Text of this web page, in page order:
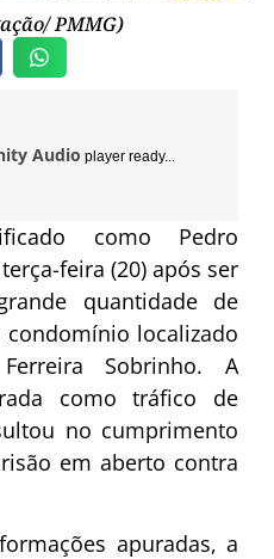
PMMG)
Audio player ready...
como Pedro
feira (20) após ser
quantidade de
localizado
Sobrinho. A
como tráfico de
no cumprimento
em aberto contra
apuradas, a